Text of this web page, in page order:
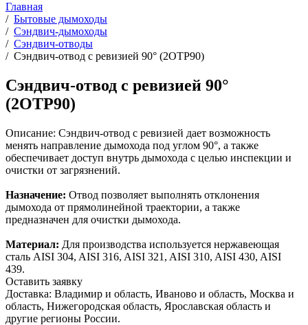
Главная
/ Бытовые дымоходы
/ Сэндвич-дымоходы
/ Сэндвич-отводы
/ Сэндвич-отвод с ревизией 90° (2ОТР90)
Сэндвич-отвод с ревизией 90°
(2ОТР90)
Описание: Сэндвич-отвод с ревизией дает возможность
менять направление дымохода под углом 90°, а также
обеспечивает доступ внутрь дымохода с целью инспекции и
очистки от загрязнений.
Назначение: Отвод позволяет выполнять отклонения
дымохода от прямолинейной траектории, а также
предназначен для очистки дымохода.
Материал: Для производства используется нержавеющая
сталь AISI 304, AISI 316, AISI 321, AISI 310, AISI 430, AISI
439.
Оставить заявку
Доставка: Владимир и область, Иваново и область, Москва и
область, Нижегородская область, Ярославская область и
другие регионы России.